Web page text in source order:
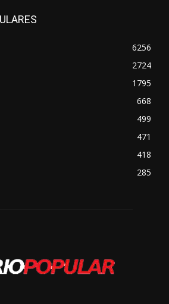
6256
2724
1795
668
499
471
418
285